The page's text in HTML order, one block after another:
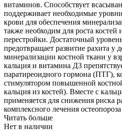
витаминов. Способствует
поддерживает необходимые
крови для обеспечения
также необходим для роста костей
перестройки. Достаточный
предотвращает развитие рахита у
минерализации костной ткани у
кальция и витамина Д3
паратиреоидного гормона (ПТГ),
стимулятором повышенной
кальция из костей). Вместе с
применяется для снижения риска
комплексного лечения остеопороза
Читать больше
Нет в наличии